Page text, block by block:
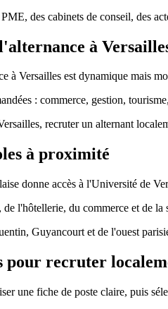
des cabinets de conseil, des
à
à Versailles est dynamique mais
: commerce, gestion,
recruter un alternant
à proximité
donne accès à l'Université de
l'hôtellerie, du commerce et de la
Guyancourt et de l'ouest
pour recruter
une fiche de poste claire, puis